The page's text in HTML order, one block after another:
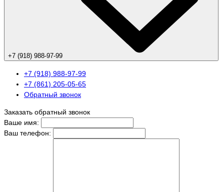
+7 (918) 988-97-99
+7 (918) 988-97-99
+7 (861) 205-05-65
Обратный звонок
Заказать обратный звонок
Ваше имя:
Ваш телефон: